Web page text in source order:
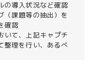
の導入状況など確認
（課題等の抽出）を
確認
いて、上記キャプチ
整理を行い、あるべ